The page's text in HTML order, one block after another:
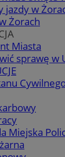
jazdy w
Żorach
Miasta
sprawę
Miejska